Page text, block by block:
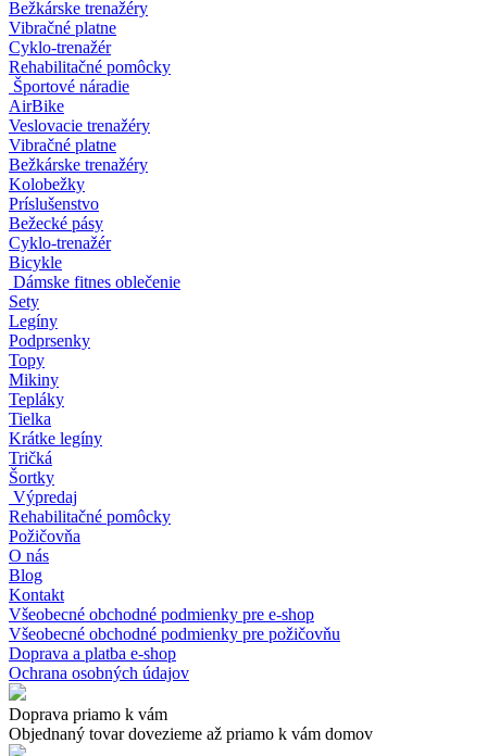
Bežkárske trenažéry
Vibračné platne
Cyklo-trenažér
Rehabilitačné pomôcky
Športové náradie
AirBike
Veslovacie trenažéry
Vibračné platne
Bežkárske trenažéry
Kolobežky
Príslušenstvo
Bežecké pásy
Cyklo-trenažér
Bicykle
Dámske fitnes oblečenie
Sety
Legíny
Podprsenky
Topy
Mikiny
Tepláky
Tielka
Krátke legíny
Tričká
Šortky
Výpredaj
Rehabilitačné pomôcky
Požičovňa
O nás
Blog
Kontakt
Všeobecné obchodné podmienky pre e-shop
Všeobecné obchodné podmienky pre požičovňu
Doprava a platba e-shop
Ochrana osobných údajov
Doprava priamo k vám
Objednaný tovar dovezieme až priamo k vám domov